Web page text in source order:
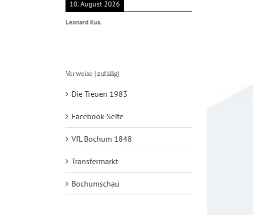
10. August 2026
Leonard Kus.
Verweise (zufällig)
Die Treuen 1983
Facebook Seite
VfL Bochum 1848
Transfermarkt
Bochumschau